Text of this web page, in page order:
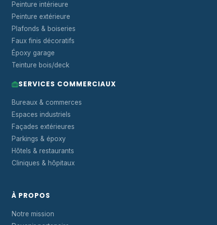
Peinture intérieure
Peinture extérieure
Plafonds & boiseries
Faux finis décoratifs
Époxy garage
Teinture bois/deck
SERVICES COMMERCIAUX
Bureaux & commerces
Espaces industriels
Façades extérieures
Parkings & époxy
Hôtels & restaurants
Cliniques & hôpitaux
À PROPOS
Notre mission